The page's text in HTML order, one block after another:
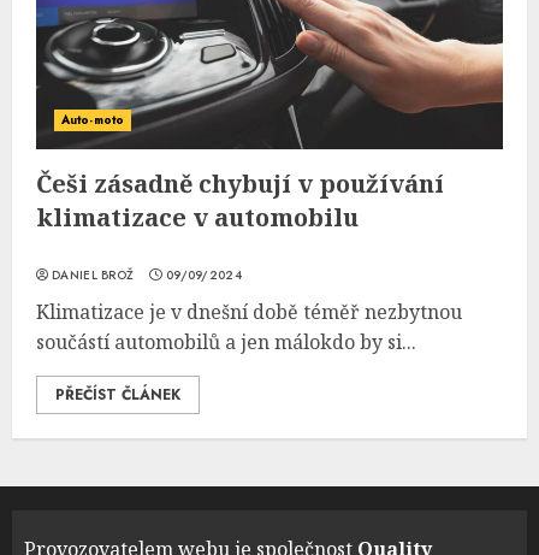
Auto-moto
Češi zásadně chybují v používání
klimatizace v automobilu
DANIEL BROŽ 09/09/2024
Klimatizace je v dnešní době téměř nezbytnou
součástí automobilů a jen málokdo by si...
PŘEČÍST ČLÁNEK
Provozovatelem webu je společnost Quality